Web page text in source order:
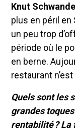
Knut
plus en péril en
un peu trop
période où le
en berne.
restaurant
Quels sont les
grandes
rentabilité ? La